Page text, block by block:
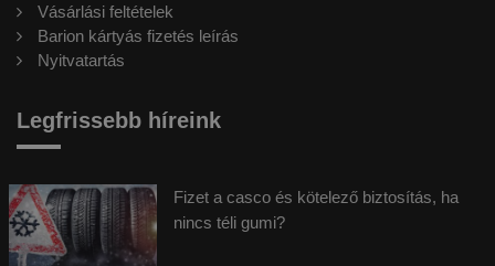
Vásárlási feltételek
Barion kártyás fizetés leírás
Nyitvatartás
Legfrissebb híreink
Fizet a casco és kötelező biztosítás, ha
nincs téli gumi?